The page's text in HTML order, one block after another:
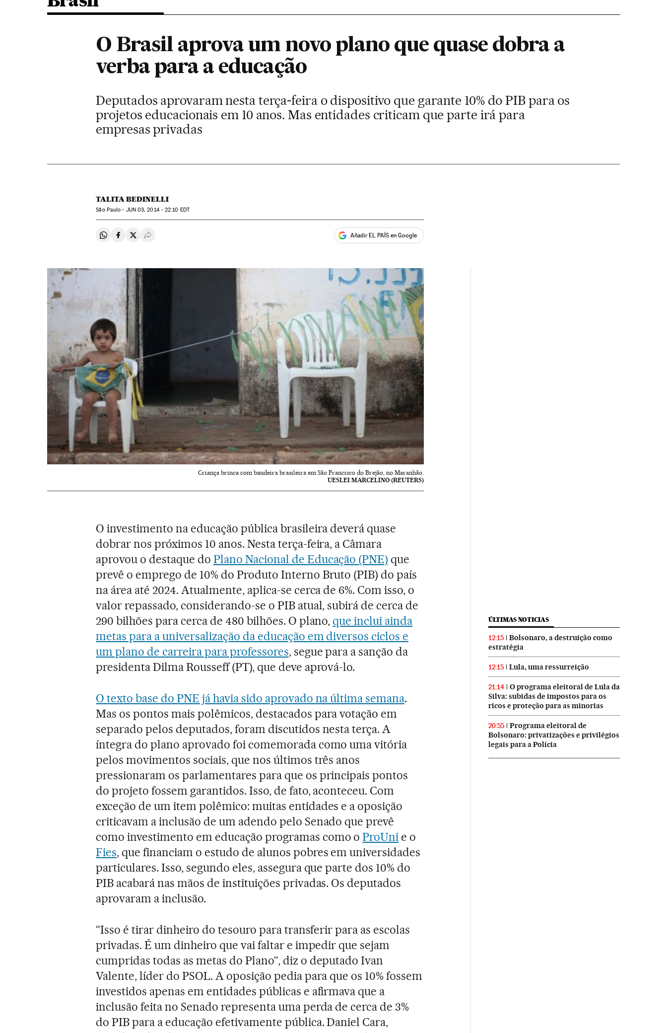
O Brasil aprova um novo plano que quase dobra a
verba para a educação
Deputados aprovaram nesta terça-feira o dispositivo que garante 10% do PIB para os
projetos educacionais em 10 anos. Mas entidades criticam que parte irá para
empresas privadas
TALITA BEDINELLI
São Paulo - JUN03, 2014 - 22:10 EDT
Compartir en Whatsapp
Compartir en Facebook
Compartir en Twitter
Desplegar Redes Sociales Añadir EL PAÍS en Google
Criança brinca com bandeira brasileira em São Francisco do Brejão, no Maranhão.
UESLEI MARCELINO (REUTERS)
O investimento na educação pública brasileira deverá quase
dobrar nos próximos 10 anos. Nesta terça-feira, a Câmara
aprovou o destaque do Plano Nacional de Educação (PNE) que
prevê o emprego de 10% do Produto Interno Bruto (PIB) do país
na área até 2024. Atualmente, aplica-se cerca de 6%. Com isso, o
valor repassado, considerando-se o PIB atual, subirá de cerca de
290 bilhões para cerca de 480 bilhões. O plano, que inclui ainda
metas para a universalização da educação em diversos ciclos e
um plano de carreira para professores, segue para a sanção da
presidenta Dilma Rousseff (PT), que deve aprová-lo.
O texto base do PNE já havia sido aprovado na última semana.
Mas os pontos mais polêmicos, destacados para votação em
separado pelos deputados, foram discutidos nesta terça. A
íntegra do plano aprovado foi comemorada como uma vitória
pelos movimentos sociais, que nos últimos três anos
pressionaram os parlamentares para que os principais pontos
do projeto fossem garantidos. Isso, de fato, aconteceu. Com
exceção de um item polêmico: muitas entidades e a oposição
criticavam a inclusão de um adendo pelo Senado que prevê
como investimento em educação programas como oProUni e o
Fies, que financiam o estudo de alunos pobres em universidades
particulares. Isso, segundo eles, assegura que parte dos 10% do
PIB acabará nas mãos de instituições privadas. Os deputados
aprovaram a inclusão.
“Isso é tirar dinheiro do tesouro para transferir para as escolas
privadas. É um dinheiro que vai faltar e impedir que sejam
cumpridas todas as metas do Plano”, diz o deputado Ivan
Valente, líder do PSOL. A oposição pedia para que os 10% fossem
investidos apenas em entidades públicas e afirmava que a
inclusão feita no Senado representa uma perda de cerca de 3%
do PIB para a educação efetivamente pública. Daniel Cara,
ÚLTIMAS NOTICIAS
12:15
Bolsonaro, a destruição como
estratégia
12:15 Lula, uma ressurreição
21:14
O programa eleitoral de Lula da
Silva: subidas de impostos para os
ricos e proteção para as minorias
20:55
Programa eleitoral de
Bolsonaro: privatizações e privilégios
legais para a Polícia